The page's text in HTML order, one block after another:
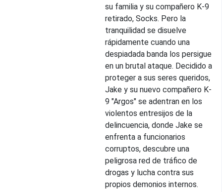
su familia y su compañero K-9
retirado, Socks. Pero la
tranquilidad se disuelve
rápidamente cuando una
despiadada banda los persigue
en un brutal ataque. Decidido a
proteger a sus seres queridos,
Jake y su nuevo compañero K-
9 "Argos" se adentran en los
violentos entresijos de la
delincuencia, donde Jake se
enfrenta a funcionarios
corruptos, descubre una
peligrosa red de tráfico de
drogas y lucha contra sus
propios demonios internos.